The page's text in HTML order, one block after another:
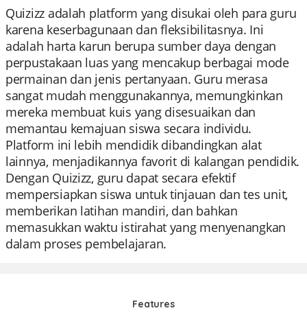
Quizizz adalah platform yang disukai oleh para guru
karena keserbagunaan dan fleksibilitasnya. Ini
adalah harta karun berupa sumber daya dengan
perpustakaan luas yang mencakup berbagai mode
permainan dan jenis pertanyaan. Guru merasa
sangat mudah menggunakannya, memungkinkan
mereka membuat kuis yang disesuaikan dan
memantau kemajuan siswa secara individu.
Platform ini lebih mendidik dibandingkan alat
lainnya, menjadikannya favorit di kalangan pendidik.
Dengan Quizizz, guru dapat secara efektif
mempersiapkan siswa untuk tinjauan dan tes unit,
memberikan latihan mandiri, dan bahkan
memasukkan waktu istirahat yang menyenangkan
dalam proses pembelajaran.
Features